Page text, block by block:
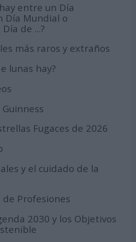
entre un Día
Día Mundial o
de ...?
más raros y extraños
lunas hay?
Fugaces de 2026
y el cuidado de la
Profesiones
2030 y los Objetivos